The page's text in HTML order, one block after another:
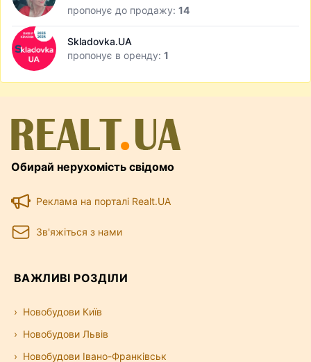
пропонує до продажу: 14
Skladovka.UA
пропонує в оренду: 1
Обирай нерухомість свідомо
Реклама на порталі Realt.UA
Зв'яжіться з нами
ВАЖЛИВІ РОЗДІЛИ
Новобудови Київ
Новобудови Львів
Новобудови Івано-Франківськ